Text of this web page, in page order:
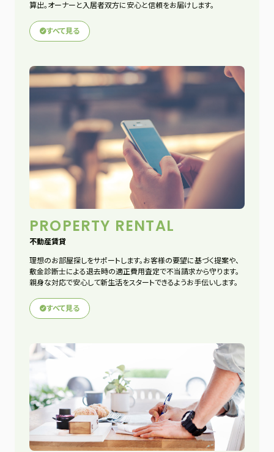
算出。オーナーと入居者双方に安心と信頼をお届けします。
すべて見る
PROPERTY RENTAL
不動産賃貸
理想のお部屋探しをサポートします。お客様の要望に基づく提案や、
敷金診断士による退去時の適正費用査定で不当請求から守ります。
親身な対応で安心して新生活をスタートできるようお手伝いします。
すべて見る